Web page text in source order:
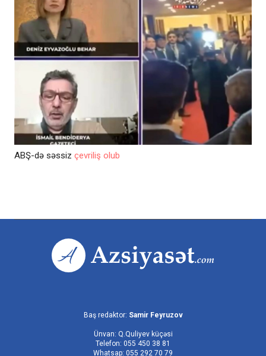
ABŞ-də səssiz çevriliş olub
Baş redaktor: Samir Feyruzov
Ünvan: Q.Quliyev küçəsi
Telefon: 055 450 38 81
Whatsap: 055 292 70 79